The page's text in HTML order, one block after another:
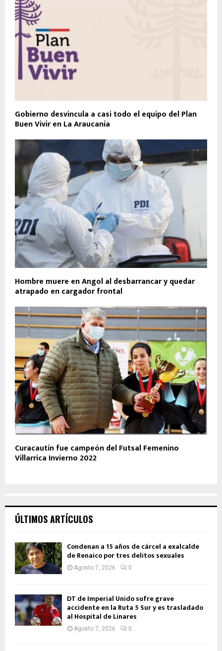
Gobierno desvincula a casi todo el equipo del Plan
Buen Vivir en La Araucanía
Hombre muere en Angol al desbarrancar y quedar
atrapado en cargador frontal
Curacautín fue campeón del Futsal Femenino
Villarrica Invierno 2022
ÚLTIMOS ARTÍCULOS
Condenan a 15 años de cárcel a exalcalde
de Renaico por tres delitos sexuales
Agosto 7, 2026 0
DT de Imperial Unido sufre grave
accidente en la Ruta 5 Sur y es trasladado
al Hospital de Linares
Agosto 7, 2026 0